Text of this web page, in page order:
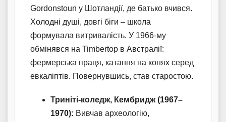
Gordonstoun у Шотландії, де батько вчився.
Холодні душі, довгі біги – школа
формувала витривалість. У 1966-му
обмінявся на Timbertop в Австралії:
фермерська праця, катання на конях серед
евкаліптів. Повернувшись, став старостою.
Триніті-коледж, Кембридж (1967–
1970): Вивчав археологію,